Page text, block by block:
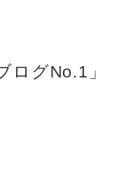
ログNo.1」